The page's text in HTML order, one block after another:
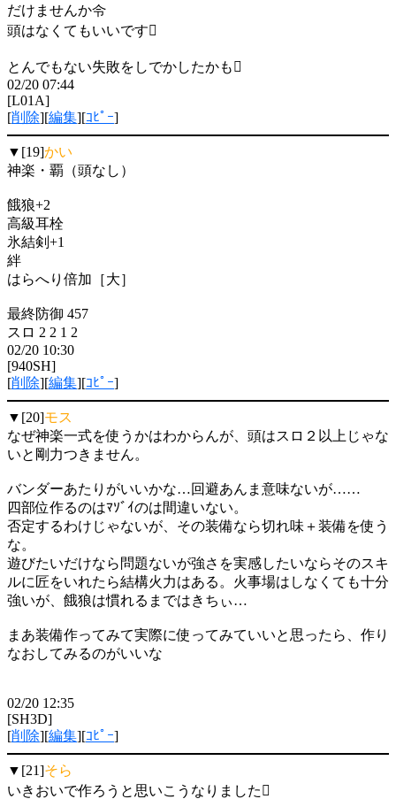
だけませんか令
頭はなくてもいいです
とんでもない失敗をしでかしたかも
02/20 07:44
[L01A]
[削除][編集][ｺﾋﾟｰ]
▼[19]かい
神楽・覇（頭なし）
餓狼+2
高級耳栓
氷結剣+1
絆
はらへり倍加［大］
最終防御 457
スロ 2 2 1 2
02/20 10:30
[940SH]
[削除][編集][ｺﾋﾟｰ]
▼[20]モス
なぜ神楽一式を使うかはわからんが、頭はスロ２以上じゃな
いと剛力つきません。
バンダーあたりがいいかな…回避あんま意味ないが……
四部位作るのはﾏｿﾞｲのは間違いない。
否定するわけじゃないが、その装備なら切れ味＋装備を使う
な。
遊びたいだけなら問題ないが強さを実感したいならそのスキ
ルに匠をいれたら結構火力はある。火事場はしなくても十分
強いが、餓狼は慣れるまではきちぃ…
まあ装備作ってみて実際に使ってみていいと思ったら、作り
なおしてみるのがいいな
02/20 12:35
[SH3D]
[削除][編集][ｺﾋﾟｰ]
▼[21]そら
いきおいで作ろうと思いこうなりました